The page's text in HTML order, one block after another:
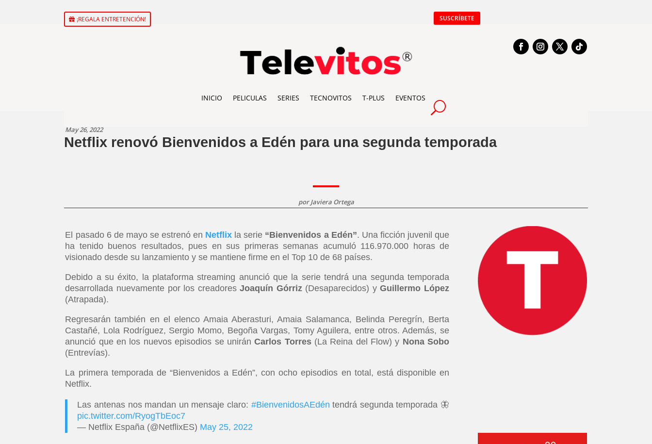
¡REGALA ENTRETENCIÓN! SUSCRÍBETE
INICIO PELICULAS SERIES TECNOVITOS T-PLUS EVENTOS
May 26, 2022
Netflix renovó Bienvenidos a Edén para una segunda temporada
porJaviera Ortega
El pasado 6 de mayo se estrenó en Netflix la serie “Bienvenidos a Edén”. Una ficción juvenil que
ha tenido buenos resultados, pues en sus primeras semanas acumuló 116.970.000 horas de
visionado desde su lanzamiento y se mantiene firme en el Top 10 de 68 países.
Debido a su éxito, la plataforma streaming anunció que la serie tendrá una segunda temporada
desarrollada nuevamente por los creadoresJoaquín Górriz(Desaparecidos) yGuillermo López
(Atrapada).
Regresarán también en el elenco Amaia Aberasturi, Amaia Salamanca, Belinda Peregrín, Berta
Castañé, Lola Rodríguez, Sergio Momo, Begoña Vargas, Tomy Aguilera, entre otros. Además, se
anunció que en los nuevos episodios se uniránCarlos Torres(La Reina del Flow) y Nona Sobo
(Entrevías).
La primera temporada de “Bienvenidos a Edén”, con ocho episodios en total, está disponible en
Netflix.
Las antenas nos mandan un mensaje claro: #BienvenidosAEdén tendrá segunda temporada 🦋
pic.twitter.com/RyogTbEoc7
— Netflix España (@NetflixES) May 25, 2022